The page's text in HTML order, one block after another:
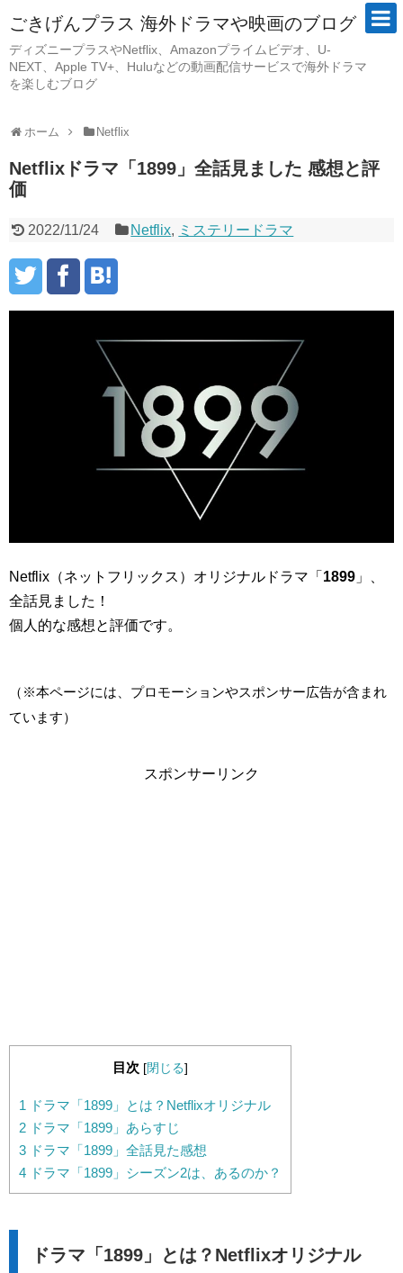
ごきげんプラス 海外ドラマや映画のブログ
ディズニープラスやNetflix、Amazonプライムビデオ、U-
NEXT、Apple TV+、Huluなどの動画配信サービスで海外ドラマ
を楽しむブログ
ホーム Netflix
Netflixドラマ「1899」全話見ました 感想と評
価
2022/11/24 Netflix, ミステリードラマ
Netflix（ネットフリックス）オリジナルドラマ「 1899 」、
全話見ました！
個人的な感想と評価です。
（※本ページには、プロモーションやスポンサー広告が含まれ
ています）
スポンサーリンク
目次 [閉じる]
1 ドラマ「1899」とは？Netflixオリジナル
2 ドラマ「1899」あらすじ
3 ドラマ「1899」全話見た感想
4 ドラマ「1899」シーズン2は、あるのか？
ドラマ「1899」とは？Netflixオリジナル